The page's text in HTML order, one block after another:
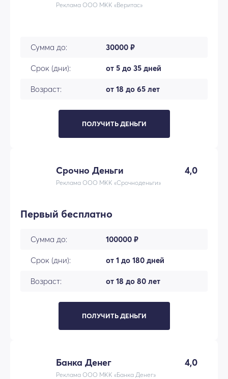
Реклама ООО МКК «Веритас»
Сумма до: 30000 ₽
Срок (дни): от 5 до 35 дней
Возраст: от 18 до 65 лет
ПОЛУЧИТЬ ДЕНЬГИ
Срочно Деньги 4,0
Реклама ООО МКК «Срочноденьги»
Первый бесплатно
Сумма до: 100000 ₽
Срок (дни): от 1 до 180 дней
Возраст: от 18 до 80 лет
ПОЛУЧИТЬ ДЕНЬГИ
Банка Денег 4,0
Реклама ООО МКК «Банка Денег»